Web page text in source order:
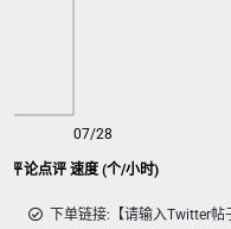
评论点评 速度 (个/小时)
07/28
下单链接:【请输入Twitter帖